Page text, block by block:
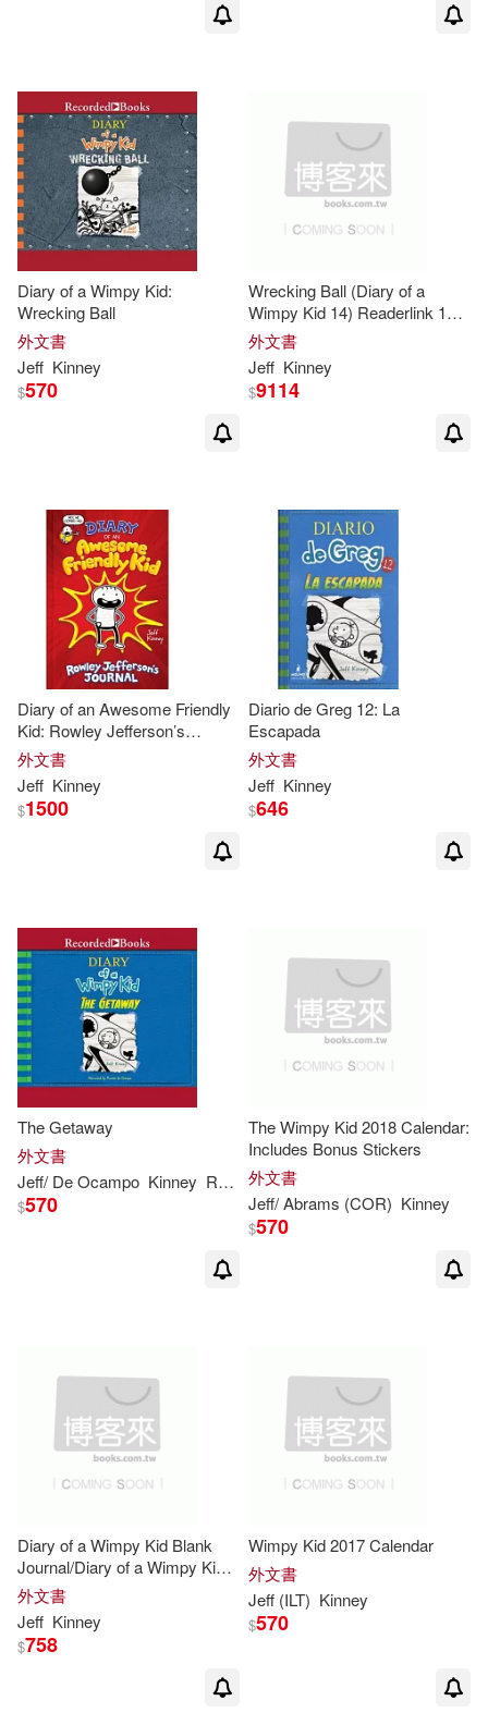
Diary of a Wimpy Kid:
Wrecking Ball
外文書
Jeff Kinney
$570
Wrecking Ball (Diary of a
Wimpy Kid 14) Readerlink 16-
Copy Mixed Floor Display
外文書
Jeff Kinney
$9114
Diary of an Awesome Friendly
Kid: Rowley Jefferson’s
Journal
外文書
Jeff Kinney
$1500
Diario de Greg 12: La
Escapada
外文書
Jeff Kinney
$646
The Getaway
外文書
Jeff/ De Ocampo Kinney Ramon (NRT)
$570
The Wimpy Kid 2018 Calendar:
Includes Bonus Stickers
外文書
Jeff/ Abrams (COR) Kinney
$570
Diary of a Wimpy Kid Blank
Journal/Diary of a Wimpy Kid
Do-it-yourself Book Bundle
外文書
Jeff Kinney
$758
Wimpy Kid 2017 Calendar
外文書
Jeff (ILT) Kinney
$570